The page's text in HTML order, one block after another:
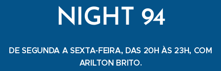
NIGHT 94
DE SEGUNDA A SEXTA-FEIRA, DAS 20H ÀS 23H, COM
ARILTON BRITO.